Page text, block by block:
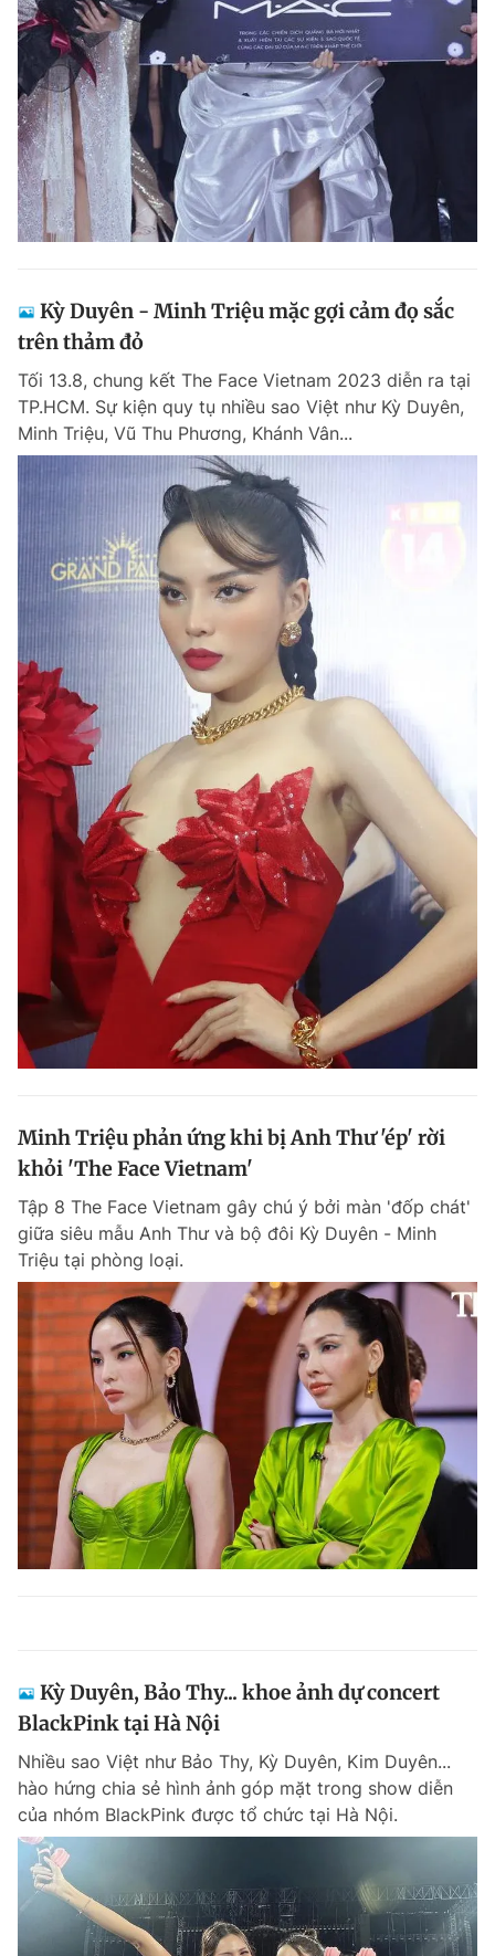
Kỳ Duyên - Minh Triệu mặc gợi cảm đọ sắc
trên thảm đỏ
Tối 13.8, chung kết The Face Vietnam 2023 diễn ra tại
TP.HCM. Sự kiện quy tụ nhiều sao Việt như Kỳ Duyên,
Minh Triệu, Vũ Thu Phương, Khánh Vân...
Minh Triệu phản ứng khi bị Anh Thư 'ép' rời
khỏi 'The Face Vietnam'
Tập 8 The Face Vietnam gây chú ý bởi màn 'đốp chát'
giữa siêu mẫu Anh Thư và bộ đôi Kỳ Duyên - Minh
Triệu tại phòng loại.
Kỳ Duyên, Bảo Thy... khoe ảnh dự concert
BlackPink tại Hà Nội
Nhiều sao Việt như Bảo Thy, Kỳ Duyên, Kim Duyên...
hào hứng chia sẻ hình ảnh góp mặt trong show diễn
của nhóm BlackPink được tổ chức tại Hà Nội.